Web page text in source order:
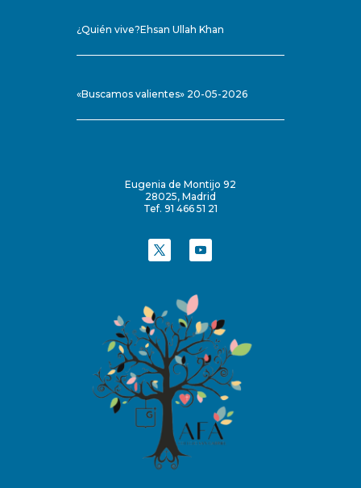
¿Quién vive?Ehsan Ullah Khan
«Buscamos valientes» 20-05-2026
Eugenia de Montijo 92
28025, Madrid
Tef. 91 466 51 21